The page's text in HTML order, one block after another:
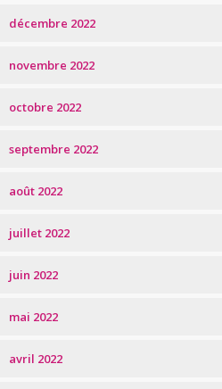
décembre 2022
novembre 2022
octobre 2022
septembre 2022
août 2022
juillet 2022
juin 2022
mai 2022
avril 2022